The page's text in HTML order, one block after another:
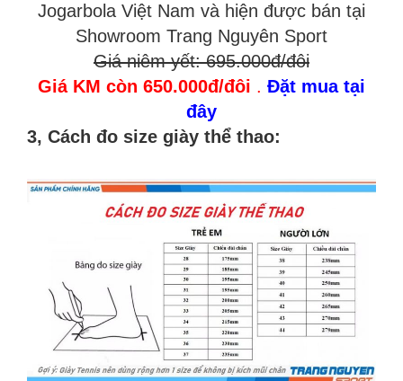
Jogarbola Việt Nam và hiện được bán tại
Showroom Trang Nguyên Sport
Giá niêm yết: 695.000đ/đôi
Giá KM còn 650.000đ/đôi . Đặt mua tại
đây
3, Cách đo size giày thể thao: